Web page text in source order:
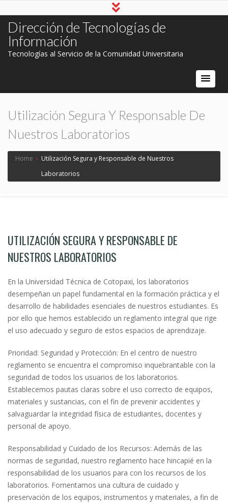
Dirección de Tecnologías de
Información
Tecnologías al Servicio de la Comunidad Universitaria
Utilización Segura Y Responsable De
Nuestros Laboratorios
Home › Utilización Segura y Responsable de Nuestros
Laboratorios
UTILIZACIÓN SEGURA Y RESPONSABLE DE
NUESTROS LABORATORIOS
En la Universidad Técnica de Cotopaxi, los laboratorios
desempeñan un papel fundamental en la formación práctica y el
desarrollo de habilidades esenciales de nuestros estudiantes. Es
por ello que hemos establecido un reglamento integral que rige
el uso adecuado y seguro de estos espacios de aprendizaje.
Prioridad: Seguridad y Protección: En el centro de nuestro
reglamento se encuentra el compromiso inquebrantable con la
seguridad de todos los usuarios de los laboratorios.
Establecemos pautas claras sobre el uso correcto de equipos,
materiales y sustancias, con el fin de prevenir accidentes y
salvaguardar la integridad física de estudiantes, docentes y
personal de apoyo.
Responsabilidad y Cuidado de los Recursos: Además de las
normas de seguridad, nuestro reglamento hace hincapié en la
responsabilidad de los usuarios para con los recursos de los
laboratorios. Fomentamos una cultura de cuidado y
preservación de los equipos, instrumentos y materiales, a fin de